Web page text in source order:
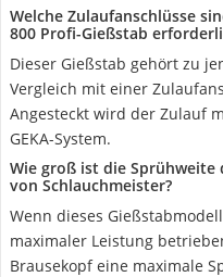
Welche Zulaufanschlüsse
800 Profi-Gießstab
Dieser Gießstab gehört zu
Vergleich mit einer
Angesteckt wird der Zulauf
GEKA-System.
Wie groß ist die Sprühweite
von Schlauchmeister?
Wenn dieses
maximaler Leistung
Brausekopf eine maximale